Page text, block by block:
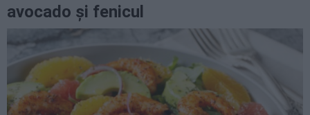
avocado și fenicul